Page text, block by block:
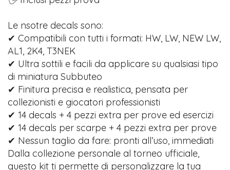
Le nsotre decals sono:
✔ Compatibili con tutti i formati: HW, LW, NEW LW,
AL1, 2K4, T3NEK
✔ Ultra sottili e facili da applicare su qualsiasi tipo
di miniatura Subbuteo
✔ Finitura precisa e realistica, pensata per
collezionisti e giocatori professionisti
✔ 14 decals + 4 pezzi extra per prove ed esercizi
✔ 14 decals per scarpe + 4 pezzi extra per prove
✔ Nessun taglio da fare: pronti all’uso, immediati
Dalla collezione personale al torneo ufficiale,
questo kit ti permette di personalizzare la tua